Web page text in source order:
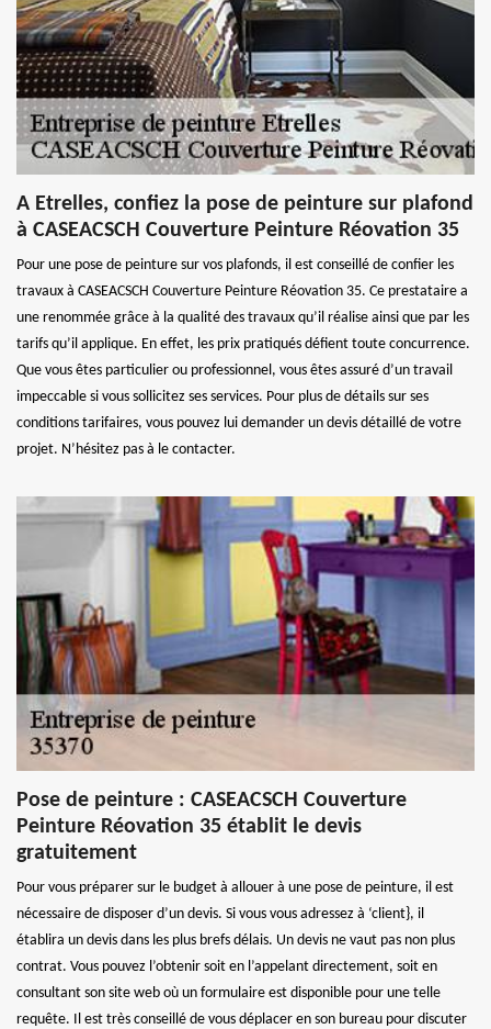
A Etrelles, confiez la pose de peinture sur plafond
à CASEACSCH Couverture Peinture Réovation 35
Pour une pose de peinture sur vos plafonds, il est conseillé de confier les
travaux à CASEACSCH Couverture Peinture Réovation 35. Ce prestataire a
une renommée grâce à la qualité des travaux qu’il réalise ainsi que par les
tarifs qu’il applique. En effet, les prix pratiqués défient toute concurrence.
Que vous êtes particulier ou professionnel, vous êtes assuré d’un travail
impeccable si vous sollicitez ses services. Pour plus de détails sur ses
conditions tarifaires, vous pouvez lui demander un devis détaillé de votre
projet. N’hésitez pas à le contacter.
Pose de peinture : CASEACSCH Couverture
Peinture Réovation 35 établit le devis
gratuitement
Pour vous préparer sur le budget à allouer à une pose de peinture, il est
nécessaire de disposer d’un devis. Si vous vous adressez à ‘client}, il
établira un devis dans les plus brefs délais. Un devis ne vaut pas non plus
contrat. Vous pouvez l’obtenir soit en l’appelant directement, soit en
consultant son site web où un formulaire est disponible pour une telle
requête. Il est très conseillé de vous déplacer en son bureau pour discuter